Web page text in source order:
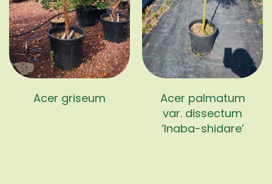
Acer griseum
Acer palmatum
var. dissectum
‘Inaba-shidare’